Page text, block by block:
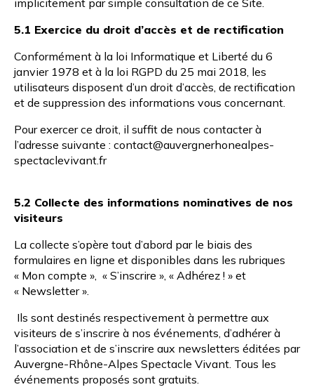
5.1 Exercice du droit d’accès et de rectification
Conformément à la loi Informatique et Liberté du 6
janvier 1978 et à la loi RGPD du 25 mai 2018, les
utilisateurs disposent d’un droit d’accès, de rectification
et de suppression des informations vous concernant.
Pour exercer ce droit, il suffit de nous contacter à
l’adresse suivante : contact@auvergnerhonealpes-
spectaclevivant.fr
5.2 Collecte des informations nominatives de nos
visiteurs
La collecte s’opère tout d’abord par le biais des
formulaires en ligne et disponibles dans les rubriques
« Mon compte », « S’inscrire », « Adhérez ! » et
« Newsletter ».
Ils sont destinés respectivement à permettre aux
visiteurs de s’inscrire à nos événements, d’adhérer à
l’association et de s’inscrire aux newsletters éditées par
Auvergne-Rhône-Alpes Spectacle Vivant. Tous les
événements proposés sont gratuits.